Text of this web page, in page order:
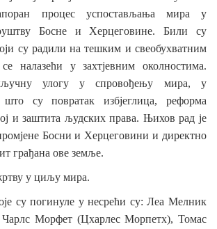
процес успостављања мира у
Босне и Херцеговине. Били су
су радили на тешким и свеобухватним
налазећи у захтјевним околностима.
улогу у спровођењу мира, у
су повратак избјеглица, реформа
и заштита људских права. Њихов рад је
Босни и Херцеговини и директно
грађана ове земље.
у циљу мира.
су погинуле у несрећи су: Леа Мелник
Морфет (Цхарлес Морпетх), Томас